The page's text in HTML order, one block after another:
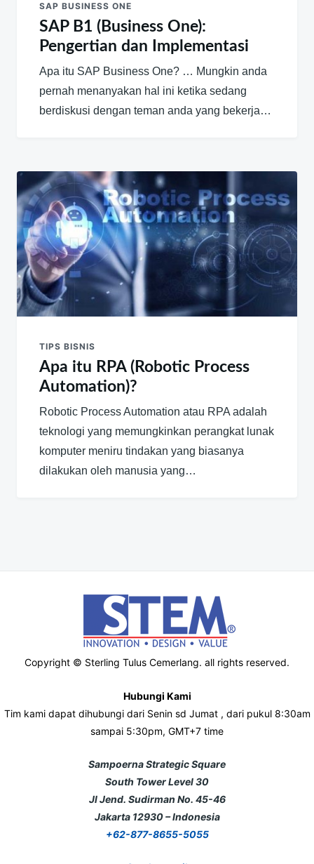
SAP BUSINESS ONE
SAP B1 (Business One):
Pengertian dan Implementasi
Apa itu SAP Business One? … Mungkin anda
pernah menanyakan hal ini ketika sedang
berdiskusi dengan teman anda yang bekerja…
TIPS BISNIS
Apa itu RPA (Robotic Process
Automation)?
Robotic Process Automation atau RPA adalah
teknologi yang memungkinkan perangkat lunak
komputer meniru tindakan yang biasanya
dilakukan oleh manusia yang…
Copyright © Sterling Tulus Cemerlang. all rights reserved.
Hubungi Kami
Tim kami dapat dihubungi dari Senin sd Jumat , dari pukul 8:30am
sampai 5:30pm, GMT+7 time
Sampoerna Strategic Square
South Tower Level 30
Jl Jend. Sudirman No. 45-46
Jakarta 12930 – Indonesia
+62-877-8655-5055